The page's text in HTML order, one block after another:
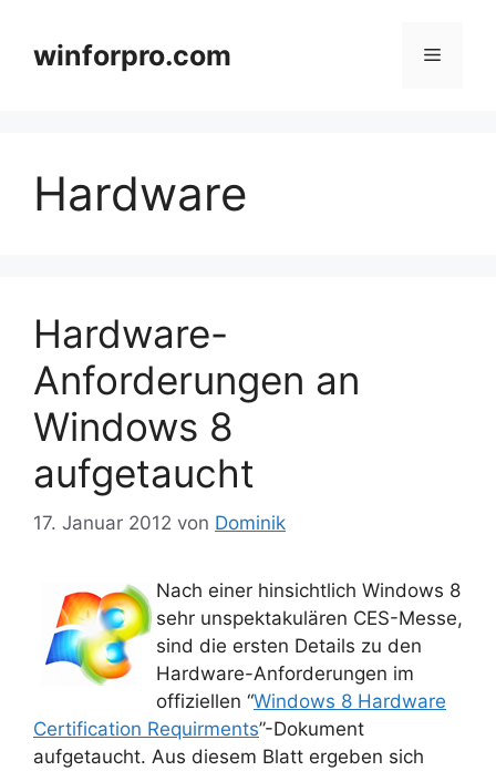
springenwinforpro.com Menü
Hardware
Hardware-
Anforderungen an
Windows 8
aufgetaucht
17. Januar 2012 von Dominik
Nach einer hinsichtlich Windows 8
sehr unspektakulären CES-Messe,
sind die ersten Details zu den
Hardware-Anforderungen im
offiziellen “Windows 8 Hardware
Certification Requirments”-Dokument
aufgetaucht. Aus diesem Blatt ergeben sich